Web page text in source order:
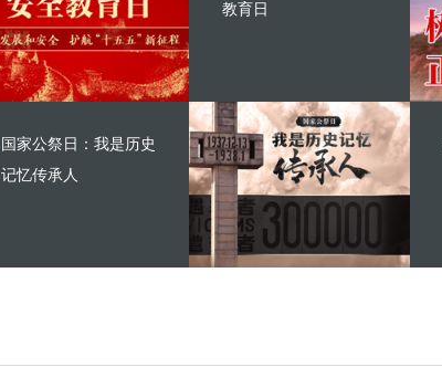
教育日
国家公祭日：我是历史
记忆传承人